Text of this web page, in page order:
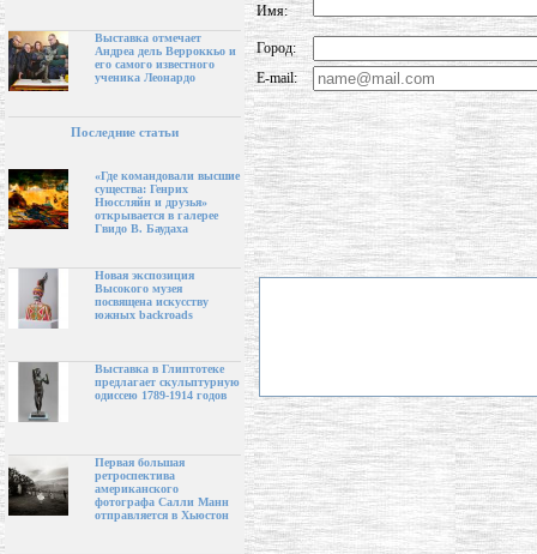
Выставка отмечает
Андреа дель Верроккьо и
его самого известного
ученика Леонардо
Последние статьи
«Где командовали высшие
существа: Генрих
Нюссляйн и друзья»
открывается в галерее
Гвидо В. Баудаха
Новая экспозиция
Высокого музея
посвящена искусству
южных backroads
Выставка в Глиптотеке
предлагает скульптурную
одиссею 1789-1914 годов
Первая большая
ретроспектива
американского
фотографа Салли Манн
отправляется в Хьюстон
Имя:
Город:
E-mail: